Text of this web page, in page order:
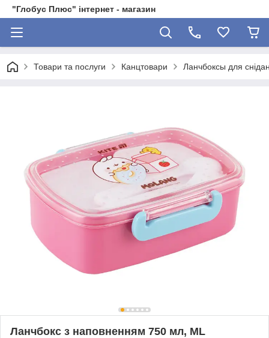
"Глобус Плюс" інтернет - магазин
Товари та послуги Канцтовари Ланчбоксы для
Ланчбокс з наповненням 750 мл, ML